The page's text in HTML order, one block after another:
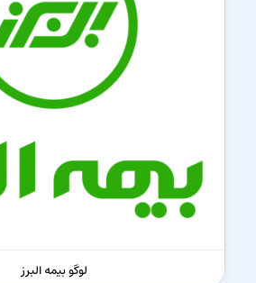
لوگو بیمه البرز